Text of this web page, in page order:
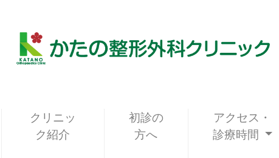
クリニッ
ク紹介
初診の
方へ
アクセス・
診療時間